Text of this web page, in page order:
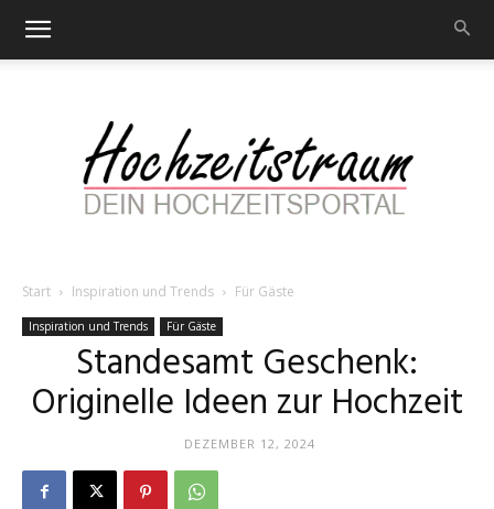
–
Start Inspiration und Trends Für Gäste
Inspiration und Trends Für Gäste
Standesamt Geschenk:
Originelle Ideen zur Hochzeit
DEZEMBER 12, 2024